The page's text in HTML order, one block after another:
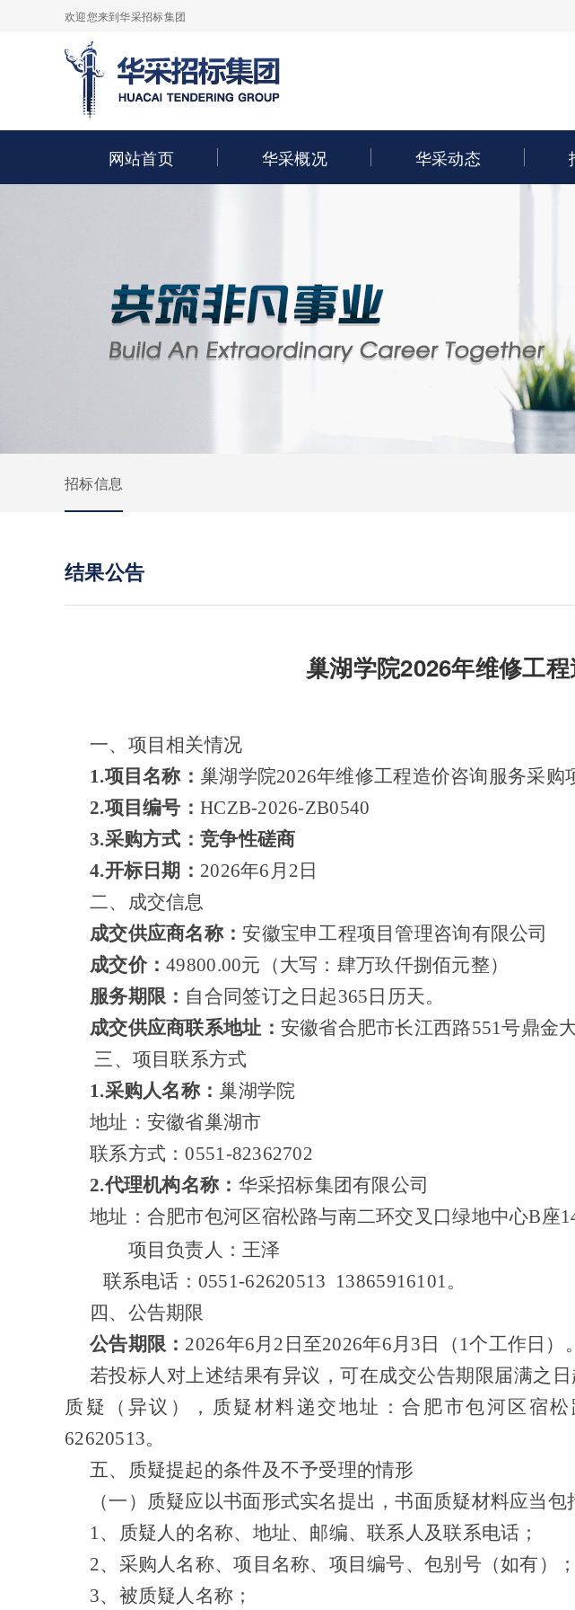
欢迎您来到华采招标集团
网站首页 华采概况 华采动态
招标信息
结果公告
巢湖学院2026年维修工
一、项目相关情况
1.项目名称： 巢湖学院2026年维修工程造价咨询服务采购
2.项目编号： HCZB-2026-ZB0540
3.采购方式：竞争性磋商
4.开标日期： 2026年6月2日
二、成交信息
成交供应商名称：安徽宝申工程项目管理咨询有限公司
成交价：49800.00元（大写：肆万玖仟捌佰元整）
服务期限： 自合同签订之日起365日历天。
成交供应商联系地址： 安徽省合肥市长江西路551号鼎金
三、项目联系方式
1.采购人名称：巢湖学院
地址：安徽省巢湖市
联系方式：0551-82362702
2.代理机构名称： 华采招标集团有限公司
地址：合肥市包河区宿松路与南二环交叉口绿地中心B座
项目负责人：王泽
联系电话： 0551-62620513 13865916101。
四、公告期限
公告期限： 2026年6月2日至2026年6月3日（1个工作日）。
若投标人对上述结果有异议，可在成交公告期限届满之日
质疑（异议），质疑材料递交地址：合肥市包河区宿
62620513。
五、质疑提起的条件及不予受理的情形
（一）质疑应以书面形式实名提出，书面质疑材料应当包
1、质疑人的名称、地址、邮编、联系人及联系电话；
2、采购人名称、项目名称、项目编号、包别号（如有）；
3、被质疑人名称；